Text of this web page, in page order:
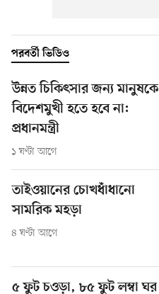
পরবর্তী ভিডিও
উন্নত চিকিৎসার জন্য মানুষকে
বিদেশমুখী হতে হবে না:
প্রধানমন্ত্রী
১ ঘণ্টা আগে
তাইওয়ানের চোখধাঁধানো
সামরিক মহড়া
৪ ঘণ্টা আগে
৫ ফুট চওড়া, ৮৫ ফুট লম্বা ঘর